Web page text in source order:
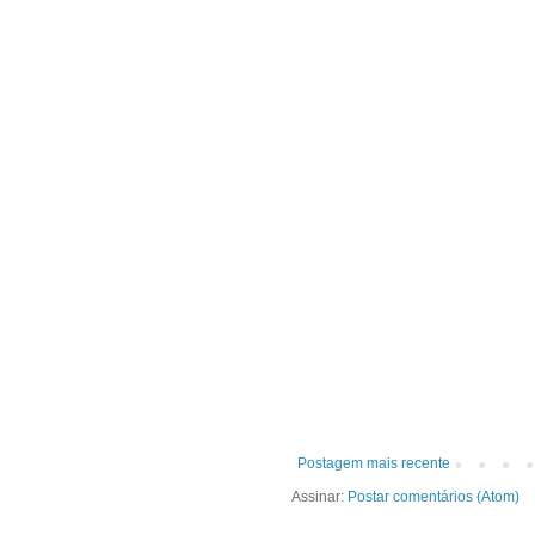
Postagem mais recente
Assinar: Postar comentários (Atom)